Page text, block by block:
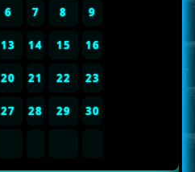
6 7 8 9
13 14 15 16
20 21 22 23
27 28 29 30